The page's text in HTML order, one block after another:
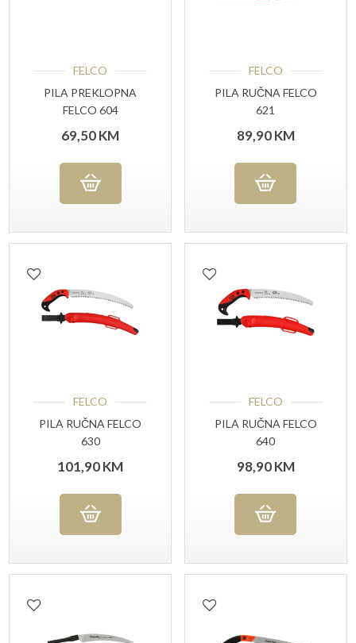
FELCO
PILA PREKLOPNA
FELCO 604
69,50KM
FELCO
PILA RUČNA FELCO
621
89,90KM
FELCO
PILA RUČNA FELCO
630
101,90KM
FELCO
PILA RUČNA FELCO
640
98,90KM